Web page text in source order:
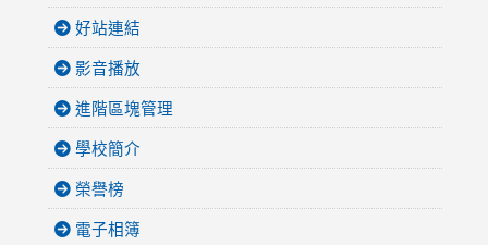
好站連結
影音播放
進階區塊管理
學校簡介
榮譽榜
電子相簿